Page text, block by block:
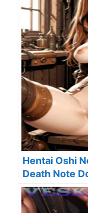
Hentai Oshi
Death Note